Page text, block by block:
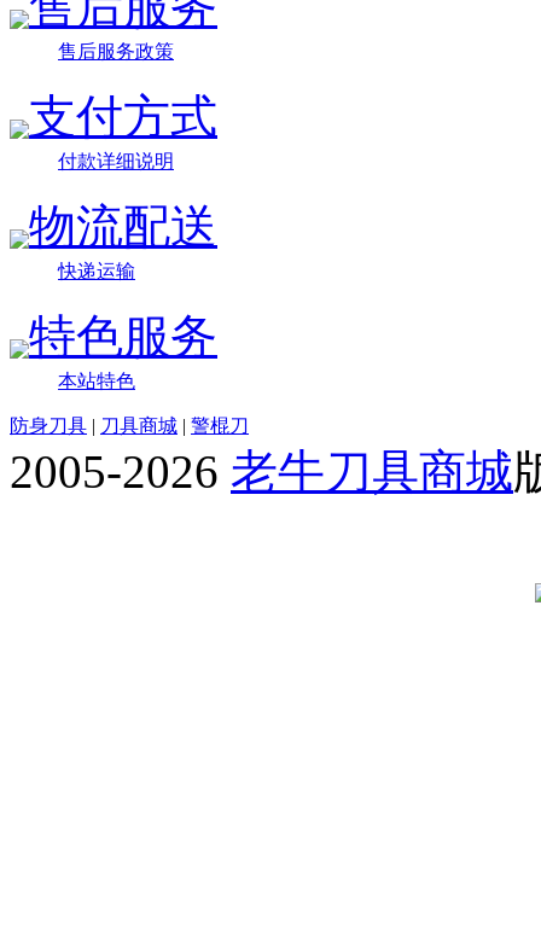
售后服务政策
支付方式
付款详细说明
物流配送
快递运输
特色服务
本站特色
防身刀具 | 刀具商城 | 警棍刀
2005-2026 老牛刀具商城